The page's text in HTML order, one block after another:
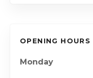
OPENING HOURS
Monday